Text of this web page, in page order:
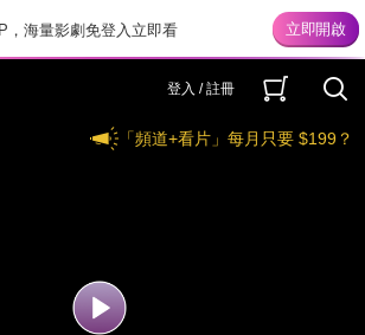
，海量影劇免登入立即看
登入 / 註冊
「頻道+看片」每月只要 $199？